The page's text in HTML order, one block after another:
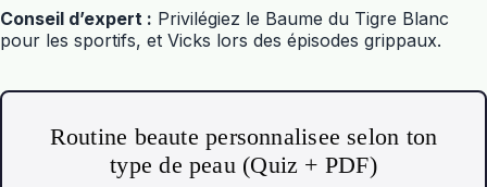
Conseil d’expert : Privilégiez le Baume du Tigre Blanc
pour les sportifs, et Vicks lors des épisodes grippaux.
Routine beaute personnalisee selon ton
type de peau (Quiz + PDF)